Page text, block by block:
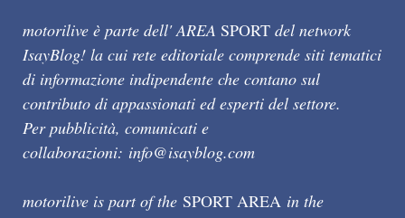
motorilive è parte dell' AREA SPORT del network
IsayBlog! la cui rete editoriale comprende siti tematici
di informazione indipendente che contano sul
contributo di appassionati ed esperti del settore.
Per pubblicità, comunicati e
collaborazioni: info@isayblog.com
motorilive is part of the SPORT AREA in the